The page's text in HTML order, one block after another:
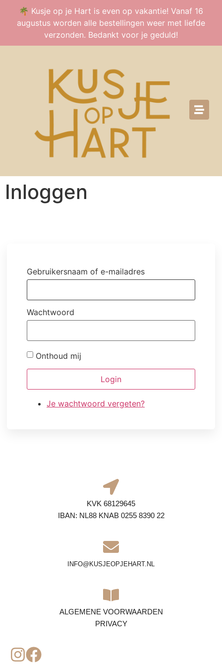
🌴 Kusje op je Hart is even op vakantie! Vanaf 16
augustus worden alle bestellingen weer met liefde
verzonden. Bedankt voor je geduld!
Inloggen
Gebruikersnaam of e-mailadres
Wachtwoord
Onthoud mij
Login
Je wachtwoord vergeten?
KVK 68129645
IBAN: NL88 KNAB 0255 8390 22
INFO@KUSJEOPJEHART.NL
ALGEMENE VOORWAARDEN
PRIVACY